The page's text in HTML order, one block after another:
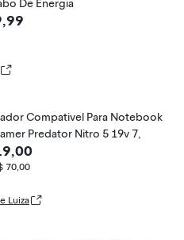
De Energia
Compativel Para Notebook
Predator Nitro 5 19v 7,
70,00
Luiza